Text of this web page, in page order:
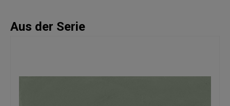
Aus der Serie